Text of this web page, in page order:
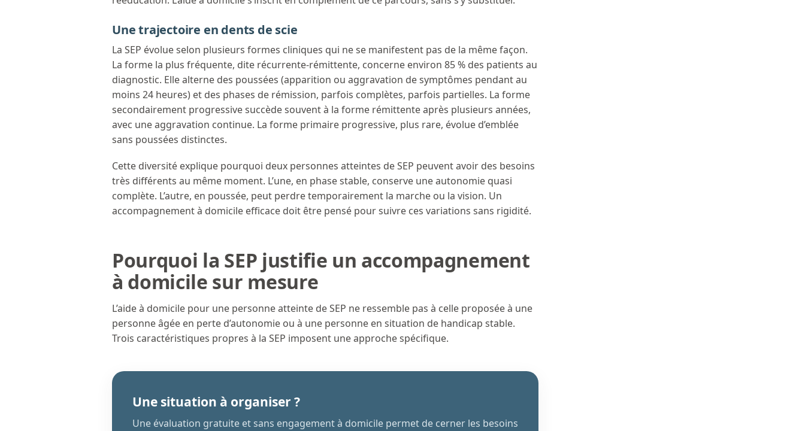
Une trajectoire en dents de scie
La SEP évolue selon plusieurs formes cliniques qui ne se manifestent pas de la même façon.
La forme la plus fréquente, dite récurrente-rémittente, concerne environ 85 % des patients au
diagnostic. Elle alterne des poussées (apparition ou aggravation de symptômes pendant au
moins 24 heures) et des phases de rémission, parfois complètes, parfois partielles. La forme
secondairement progressive succède souvent à la forme rémittente après plusieurs années,
avec une aggravation continue. La forme primaire progressive, plus rare, évolue d’emblée
sans poussées distinctes.
Cette diversité explique pourquoi deux personnes atteintes de SEP peuvent avoir des besoins
très différents au même moment. L’une, en phase stable, conserve une autonomie quasi
complète. L’autre, en poussée, peut perdre temporairement la marche ou la vision. Un
accompagnement à domicile efficace doit être pensé pour suivre ces variations sans rigidité.
Pourquoi la SEP justifie un accompagnement
à domicile sur mesure
L’aide à domicile pour une personne atteinte de SEP ne ressemble pas à celle proposée à une
personne âgée en perte d’autonomie ou à une personne en situation de handicap stable.
Trois caractéristiques propres à la SEP imposent une approche spécifique.
Une situation à organiser ?
Une évaluation gratuite et sans engagement à domicile permet de cerner les besoins